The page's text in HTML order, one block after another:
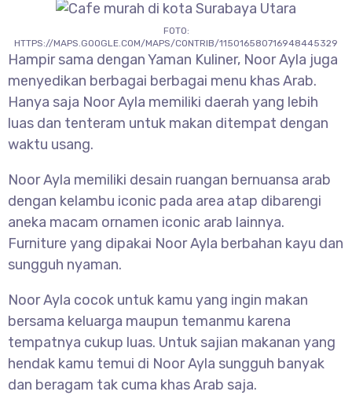
FOTO:
HTTPS://MAPS.GOOGLE.COM/MAPS/CONTRIB/115016580716948445329
Hampir sama dengan Yaman Kuliner, Noor Ayla juga
menyedikan berbagai berbagai menu khas Arab.
Hanya saja Noor Ayla memiliki daerah yang lebih
luas dan tenteram untuk makan ditempat dengan
waktu usang.
Noor Ayla memiliki desain ruangan bernuansa arab
dengan kelambu iconic pada area atap dibarengi
aneka macam ornamen iconic arab lainnya.
Furniture yang dipakai Noor Ayla berbahan kayu dan
sungguh nyaman.
Noor Ayla cocok untuk kamu yang ingin makan
bersama keluarga maupun temanmu karena
tempatnya cukup luas. Untuk sajian makanan yang
hendak kamu temui di Noor Ayla sungguh banyak
dan beragam tak cuma khas Arab saja.